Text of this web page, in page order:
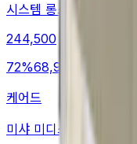
시스템 롱스커트
244,500
72%68,900
케어드
미샤 미디스커트